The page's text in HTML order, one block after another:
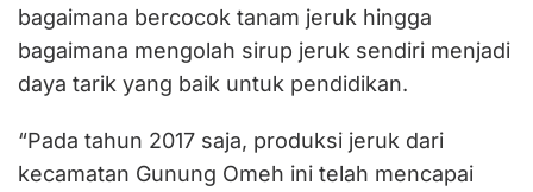
bagaimana bercocok tanam jeruk hingga
bagaimana mengolah sirup jeruk sendiri menjadi
daya tarik yang baik untuk pendidikan.
“Pada tahun 2017 saja, produksi jeruk dari
kecamatan Gunung Omeh ini telah mencapai